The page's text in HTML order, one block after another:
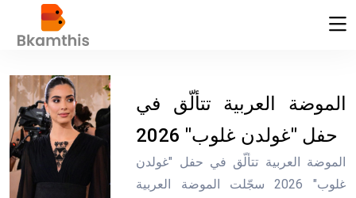
الموضة العربية تتألّق في
حفل "غولدن غلوب" 2026
الموضة العربية تتألّق في حفل "غولدن
غلوب" 2026 سجّلت الموضة العربية